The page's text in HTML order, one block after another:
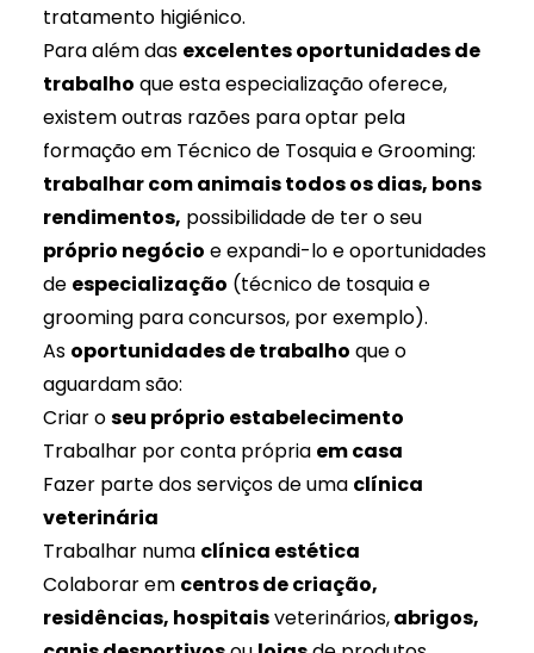
tratamento higiénico.
Para além das excelentes oportunidades de
trabalho que esta especialização oferece,
existem outras razões para optar pela
formação em Técnico de Tosquia e Grooming:
trabalhar com animais todos os dias, bons
rendimentos, possibilidade de ter o seu
próprio negócio e expandi-lo e oportunidades
de especialização (técnico de tosquia e
grooming para concursos, por exemplo).
As oportunidades de trabalho que o
aguardam são:
Criar oseu próprio estabelecimento
Trabalhar por conta própria em casa
Fazer parte dos serviços de uma clínica
veterinária
Trabalhar numa clínica estética
Colaborar em centros de criação,
residências, hospitaisveterinários,abrigos,